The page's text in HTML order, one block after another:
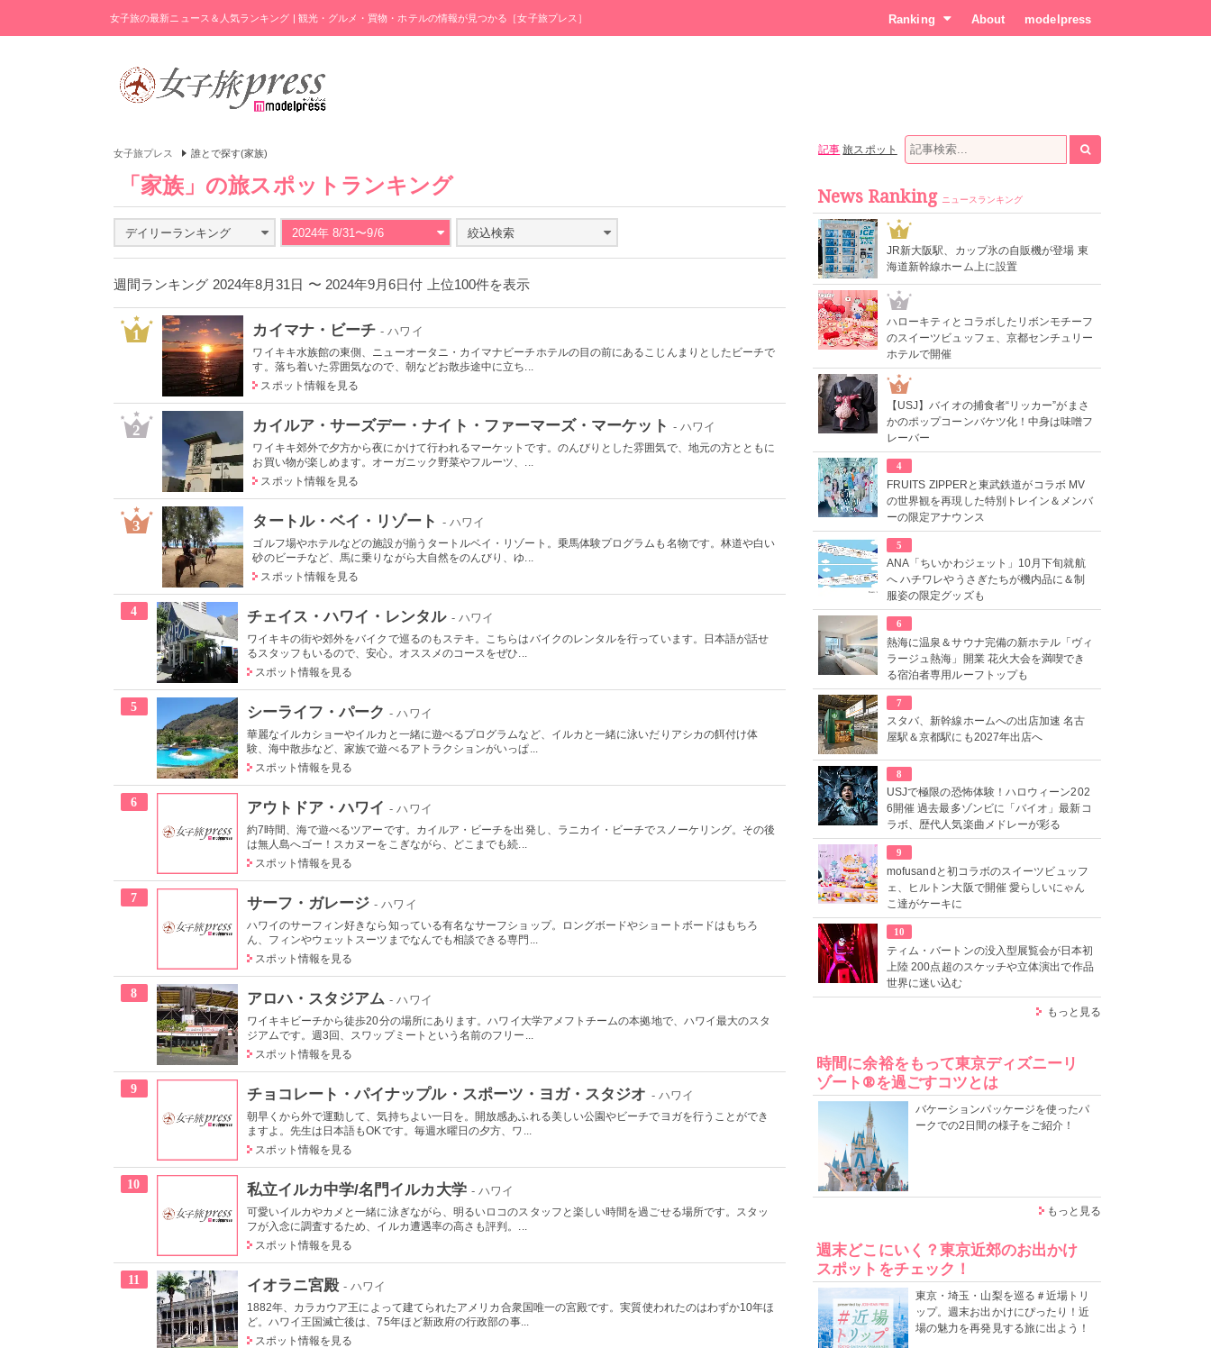
女子旅の最新ニュース＆人気ランキング | 観光・グルメ・買物・ホテルの情報が見つかる［女子旅プレス］ Ranking About modelpress
女子旅プレス 誰とで探す(家族)
「家族」の旅スポットランキング
デイリーランキング 2024年 8/31〜9/6 絞込検索
週間ランキング 2024年8月31日 〜 2024年9月6日付 上位100件を表示
1 カイマナ・ビーチ - ハワイ
ワイキキ水族館の東側、ニューオータニ・カイマナビーチホテルの目の前にあるこじんまりとしたビーチで
す。落ち着いた雰囲気なので、朝などお散歩途中に立ち...
スポット情報を見る
2 カイルア・サーズデー・ナイト・ファーマーズ・マーケット - ハワイ
ワイキキ郊外で夕方から夜にかけて行われるマーケットです。のんびりとした雰囲気で、地元の方とともに
お買い物が楽しめます。オーガニック野菜やフルーツ、...
スポット情報を見る
3 タートル・ベイ・リゾート - ハワイ
ゴルフ場やホテルなどの施設が揃うタートルベイ・リゾート。乗馬体験プログラムも名物です。林道や白い
砂のビーチなど、馬に乗りながら大自然をのんびり、ゆ...
スポット情報を見る
4 チェイス・ハワイ・レンタル - ハワイ
ワイキキの街や郊外をバイクで巡るのもステキ。こちらはバイクのレンタルを行っています。日本語が話せ
るスタッフもいるので、安心。オススメのコースをぜひ...
スポット情報を見る
5 シーライフ・パーク - ハワイ
華麗なイルカショーやイルカと一緒に遊べるプログラムなど、イルカと一緒に泳いだりアシカの餌付け体
験、海中散歩など、家族で遊べるアトラクションがいっぱ...
スポット情報を見る
6 アウトドア・ハワイ - ハワイ
約7時間、海で遊べるツアーです。カイルア・ビーチを出発し、ラニカイ・ビーチでスノーケリング。その後
は無人島へゴー！スカヌーをこぎながら、どこまでも続...
スポット情報を見る
7 サーフ・ガレージ - ハワイ
ハワイのサーフィン好きなら知っている有名なサーフショップ。ロングボードやショートボードはもちろ
ん、フィンやウェットスーツまでなんでも相談できる専門...
スポット情報を見る
8 アロハ・スタジアム - ハワイ
ワイキキビーチから徒歩20分の場所にあります。ハワイ大学アメフトチームの本拠地で、ハワイ最大のスタ
ジアムです。週3回、スワップミートという名前のフリー...
スポット情報を見る
9 チョコレート・パイナップル・スポーツ・ヨガ・スタジオ - ハワイ
朝早くから外で運動して、気持ちよい一日を。開放感あふれる美しい公園やビーチでヨガを行うことができ
ますよ。先生は日本語もOKです。毎週水曜日の夕方、ワ...
スポット情報を見る
10 私立イルカ中学/名門イルカ大学 - ハワイ
可愛いイルカやカメと一緒に泳ぎながら、明るいロコのスタッフと楽しい時間を過ごせる場所です。スタッ
フが入念に調査するため、イルカ遭遇率の高さも評判。...
スポット情報を見る
11 イオラニ宮殿 - ハワイ
1882年、カラカウア王によって建てられたアメリカ合衆国唯一の宮殿です。実質使われたのはわずか10年ほ
ど。ハワイ王国滅亡後は、75年ほど新政府の行政部の事...
スポット情報を見る
記事 旅スポット
News Ranking ニュースランキング
1
JR新大阪駅、カップ氷の自販機が登場 東
海道新幹線ホーム上に設置
2
ハローキティとコラボしたリボンモチーフ
のスイーツビュッフェ、京都センチュリー
ホテルで開催
3
【USJ】バイオの捕食者“リッカー”がまさ
かのポップコーンバケツ化！中身は味噌フ
レーバー
4
FRUITS ZIPPERと東武鉄道がコラボ MV
の世界観を再現した特別トレイン＆メンバ
ーの限定アナウンス
5
ANA「ちいかわジェット」10月下旬就航
へ ハチワレやうさぎたちが機内品に＆制
服姿の限定グッズも
6
熱海に温泉＆サウナ完備の新ホテル「ヴィ
ラージュ熱海」開業 花火大会を満喫でき
る宿泊者専用ルーフトップも
7
スタバ、新幹線ホームへの出店加速 名古
屋駅＆京都駅にも2027年出店へ
8
USJで極限の恐怖体験！ハロウィーン202
6開催 過去最多ゾンビに「バイオ」最新コ
ラボ、歴代人気楽曲メドレーが彩る
9
mofusandと初コラボのスイーツビュッフ
ェ、ヒルトン大阪で開催 愛らしいにゃん
こ達がケーキに
10
ティム・バートンの没入型展覧会が日本初
上陸 200点超のスケッチや立体演出で作品
世界に迷い込む
もっと見る
時間に余裕をもって東京ディズニーリ
ゾート®を過ごすコツとは
バケーションパッケージを使ったパ
ークでの2日間の様子をご紹介！
もっと見る
週末どこにいく？東京近郊のお出かけ
スポットをチェック！
東京・埼玉・山梨を巡る＃近場トリ
ップ。週末お出かけにぴったり！近
場の魅力を再発見する旅に出よう！